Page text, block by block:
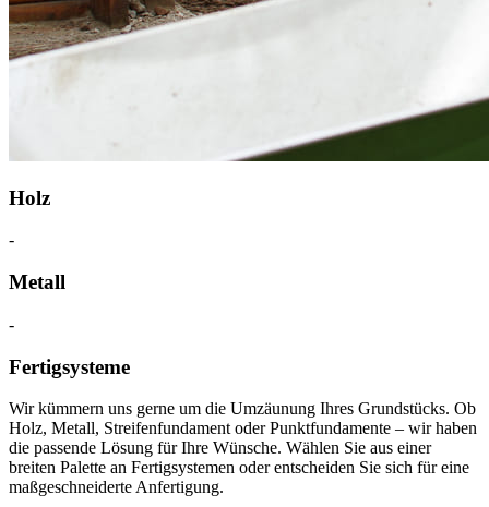
Holz
-
Metall
-
Fertigsysteme
Wir kümmern uns gerne um die Umzäunung Ihres Grundstücks. Ob
Holz, Metall, Streifenfundament oder Punktfundamente – wir haben
die passende Lösung für Ihre Wünsche. Wählen Sie aus einer
breiten Palette an Fertigsystemen oder entscheiden Sie sich für eine
maßgeschneiderte Anfertigung.